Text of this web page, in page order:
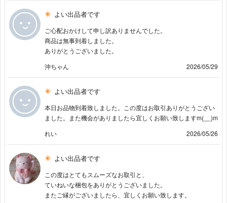
よい出品者です
ご心配おかけして申し訳ありませんでした。
商品は無事到着しました。
ありがとうございました。
沖ちゃん
2026/05/29
よい出品者です
本日お品物到着致しました。この度はお取引ありがとうござい
ました。また機会がありましたら宜しくお願い致しますm(__)m
れい
2026/05/26
よい出品者です
この度はとてもスムーズなお取引と、
ていねいな梱包をありがとうございました。
またご縁がございましたら、宜しくお願い致します。